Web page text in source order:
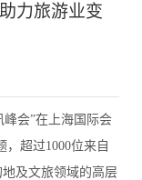
力旅游业变
峰会”在上海国际会
超过1000位来自
及文旅领域的高层